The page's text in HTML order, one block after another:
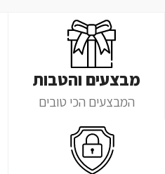
מבצעים והטבות
המבצעים הכי טובים